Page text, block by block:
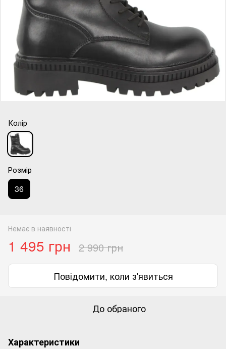
Колір
Розмір
36
Немає в наявності
1 495 грн 2 990 грн
Повідомити, коли з'явиться
До обраного
Характеристики